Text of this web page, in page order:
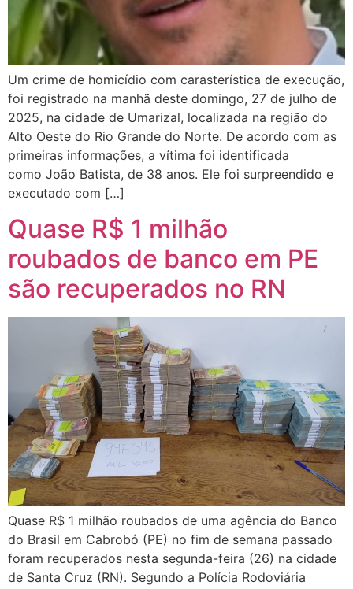
Um crime de homicídio com carasterística de execução,
foi registrado na manhã deste domingo, 27 de julho de
2025, na cidade de Umarizal, localizada na região do
Alto Oeste do Rio Grande do Norte. De acordo com as
primeiras informações, a vítima foi identificada
como João Batista, de 38 anos. Ele foi surpreendido e
executado com […]
Quase R$ 1 milhão
roubados de banco em PE
são recuperados no RN
Quase R$ 1 milhão roubados de uma agência do Banco
do Brasil em Cabrobó (PE) no fim de semana passado
foram recuperados nesta segunda-feira (26) na cidade
de Santa Cruz (RN). Segundo a Polícia Rodoviária